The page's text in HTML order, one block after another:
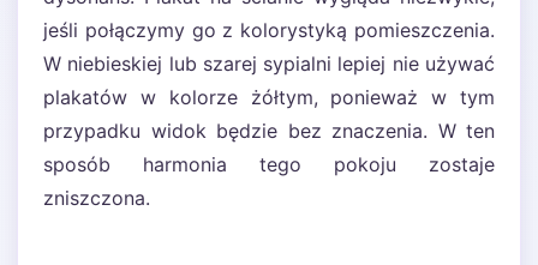
jeśli połączymy go z kolorystyką pomieszczenia.
W niebieskiej lub szarej sypialni lepiej nie używać
plakatów w kolorze żółtym, ponieważ w tym
przypadku widok będzie bez znaczenia. W ten
sposób harmonia tego pokoju zostaje
zniszczona.